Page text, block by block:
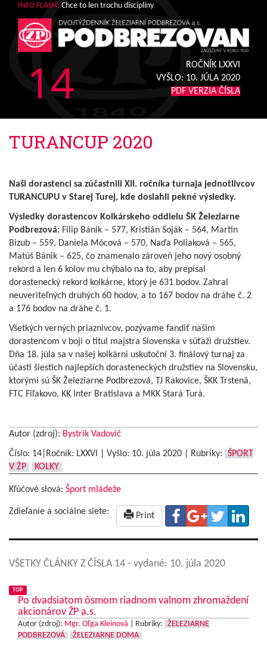
INFO FLASH: Chce to len trochu disciplíny
14
ROČNÍK LXXVI
VYŠLO: 10. JÚLA 2020
PDF VERZIA ČÍSLA
TURANCUP 2020
Naši dorastenci sa zúčastnili XII. ročníka turnaja jednotlivcov
TURANCUPU v Starej Turej, kde dosiahli pekné výsledky.
Výsledky dorastencov Kolkárskeho oddielu ŠK Železiarne
Podbrezová: Filip Bánik – 577, Kristián Soják – 564, Martin
Bizub – 559, Daniela Mócová – 570, Naďa Poliaková – 565,
Matúš Bánik – 625, čo znamenalo zároveň jeho nový osobný
rekord a len 6 kolov mu chýbalo na to, aby prepísal
dorastenecký rekord kolkárne, ktorý je 631 bodov. Zahral
neuveriteľných druhých 60 hodov, a to 167 bodov na dráhe č. 2
a 176 bodov na dráhe č. 1.
Všetkých verných priaznivcov, pozývame fandiť našim
dorastencom v boji o titul majstra Slovenska v súťaži družstiev.
Dňa 18. júla sa v našej kolkárni uskutoční 3. finálový turnaj za
účasti šiestich najlepších dorasteneckých družstiev na Slovensku,
ktorými sú ŠK Železiarne Podbrezová, TJ Rakovice, ŠKK Trstená,
FTC Fiľakovo, KK Inter Bratislava a MKK Stará Turá.
Autor (zdroj): Bystrík Vadovič
Číslo: 14|Ročník: LXXVI | Vyšlo: 10. júla 2020 Rubriky:
ŠPORT
V ŽP
KOLKY
Kľúčové slová: Šport mládeže
Zdieľanie a sociálne siete: Print
VŠETKY ČLÁNKY Z ČÍSLA 14 - vydané: 10. júla 2020
TOP
Po dvadsiatom ôsmom riadnom valnom zhromaždení
akcionárov ŽP a.s.
Autor (zdroj): Mgr. Oľga Kleinová Rubriky:
ŽELEZIARNE
PODBREZOVÁ
ŽELEZIARNE DOMA